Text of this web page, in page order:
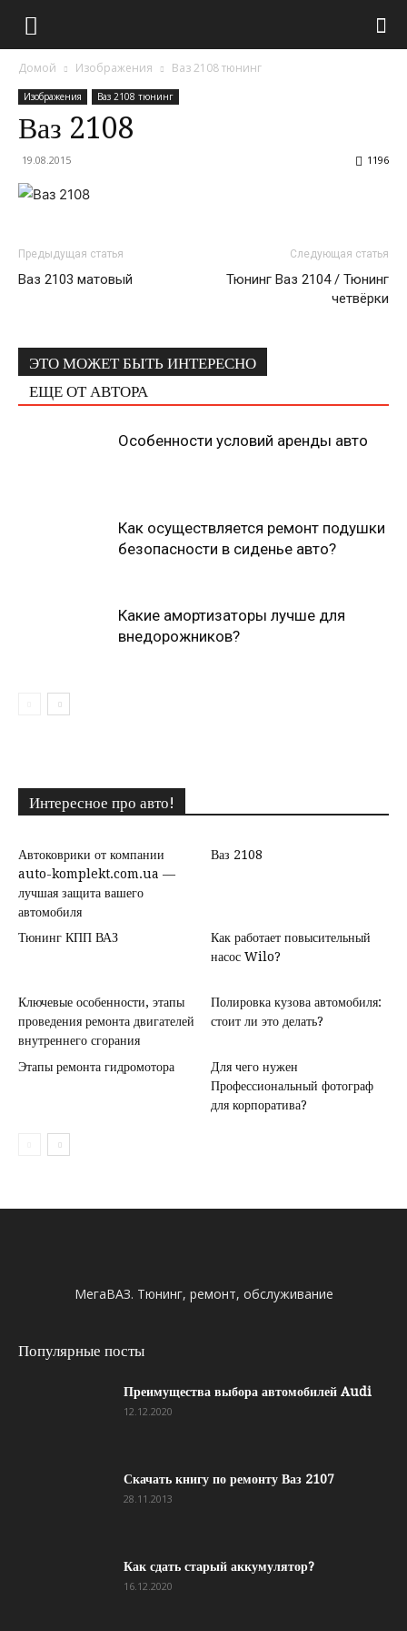
Домой Изображения Ваз 2108 тюнинг
Изображения Ваз 2108 тюнинг
Ваз 2108
19.08.2015 1196
Предыдущая статья
Ваз 2103 матовый
Следующая статья
Тюнинг Ваз 2104 / Тюнинг
четвёрки
ЭТО МОЖЕТ БЫТЬ ИНТЕРЕСНО
ЕЩЕ ОТ АВТОРА
Особенности условий аренды авто
Как осуществляется ремонт подушки
безопасности в сиденье авто?
Какие амортизаторы лучше для
внедорожников?
Интересное про авто!
Автоковрики от компании
auto-komplekt.com.ua —
лучшая защита вашего
автомобиля
Ваз 2108
Тюнинг КПП ВАЗ
Как работает повысительный
насос Wilo?
Ключевые особенности, этапы
проведения ремонта двигателей
внутреннего сгорания
Полировка кузова автомобиля:
стоит ли это делать?
Этапы ремонта гидромотора
Для чего нужен
Профессиональный фотограф
для корпоратива?
МегаВАЗ. Тюнинг, ремонт, обслуживание
Популярные посты
Преимущества выбора автомобилей Audi
12.12.2020
Скачать книгу по ремонту Ваз 2107
28.11.2013
Как сдать старый аккумулятор?
16.12.2020